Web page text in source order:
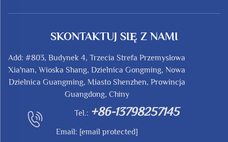
SKONTAKTUJ SIĘ Z NAMI
Add: #803, Budynek 4, Trzecia Strefa Przemysłowa
Xia'nan, Wioska Shang, Dzielnica Gongming, Nowa
Dzielnica Guangming, Miasto Shenzhen, Prowincja
Guangdong, Chiny
Tel.: +86-13798257145
Email: [email protected]